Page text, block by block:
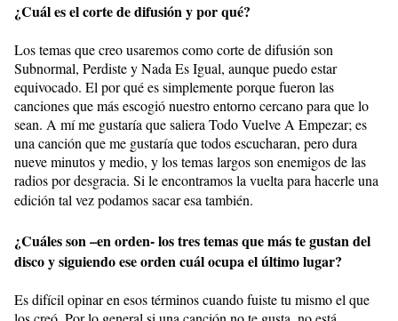
¿Cuál es el corte de difusión y por qué?
Los temas que creo usaremos como corte de difusión son
Subnormal, Perdiste y Nada Es Igual, aunque puedo estar
equivocado. El por qué es simplemente porque fueron las
canciones que más escogió nuestro entorno cercano para que lo
sean. A mí me gustaría que saliera Todo Vuelve A Empezar; es
una canción que me gustaría que todos escucharan, pero dura
nueve minutos y medio, y los temas largos son enemigos de las
radios por desgracia. Si le encontramos la vuelta para hacerle una
edición tal vez podamos sacar esa también.
¿Cuáles son –en orden- los tres temas que más te gustan del
disco y siguiendo ese orden cuál ocupa el último lugar?
Es difícil opinar en esos términos cuando fuiste tu mismo el que